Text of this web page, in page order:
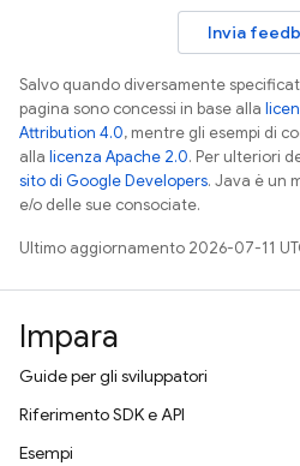
Invia
Salvo quando diversamente
pagina sono concessi in base alla
Attribution 4.0, mentre gli esempi di
alla licenza Apache 2.0. Per ulteriori
sito di Google Developers. Java è un
e/o delle sue consociate.
Ultimo aggiornamento 2026-07-11
Impara
Guide per gli sviluppatori
Riferimento SDK e API
Esempi